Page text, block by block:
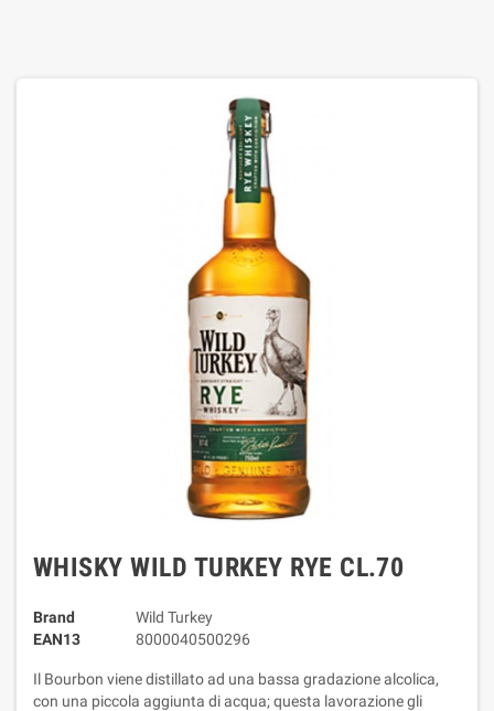
WHISKY WILD TURKEY RYE CL.70
Brand
Wild Turkey
EAN13
8000040500296
Il Bourbon viene distillato ad una bassa gradazione alcolica,
con una piccola aggiunta di acqua; questa lavorazione gli